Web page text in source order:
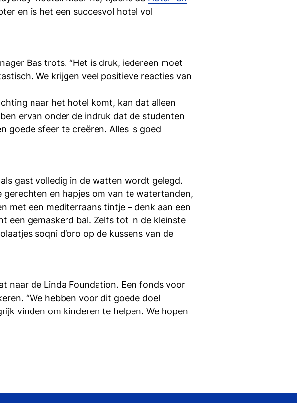
en is het een succesvol hotel vol
Bas trots. “Het is druk, iedereen moet
We krijgen veel positieve reacties van
naar het hotel komt, kan dat alleen
ervan onder de indruk dat de studenten
goede sfeer te creëren. Alles is goed
gast volledig in de watten wordt gelegd.
en hapjes om van te watertanden,
met een mediterraans tintje – denk aan een
een gemaskerd bal. Zelfs tot in de kleinste
soqni d’oro op de kussens van de
naar de Linda Foundation. Een fonds voor
“We hebben voor dit goede doel
vinden om kinderen te helpen. We hopen